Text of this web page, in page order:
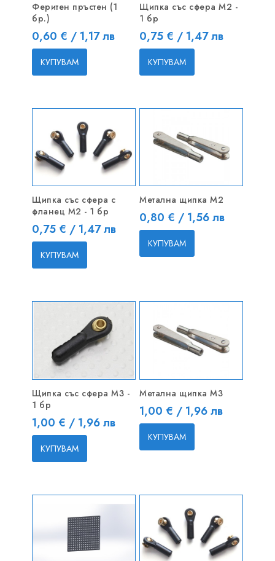
Феритен пръстен (1
бр.)
Цена
0,60 € / 1,17 лв
КУПУВАМ
Щипка със сфера M2 -
1 бр
Цена
0,75 € / 1,47 лв
КУПУВАМ
Щипка със сфера с
фланец M2 - 1 бр
Цена
0,75 € / 1,47 лв
КУПУВАМ
Метална щипка M2
Цена
0,80 € / 1,56 лв
КУПУВАМ
Щипка със сфера M3 -
1 бр
Цена
1,00 € / 1,96 лв
КУПУВАМ
Метална щипка M3
Цена
1,00 € / 1,96 лв
КУПУВАМ